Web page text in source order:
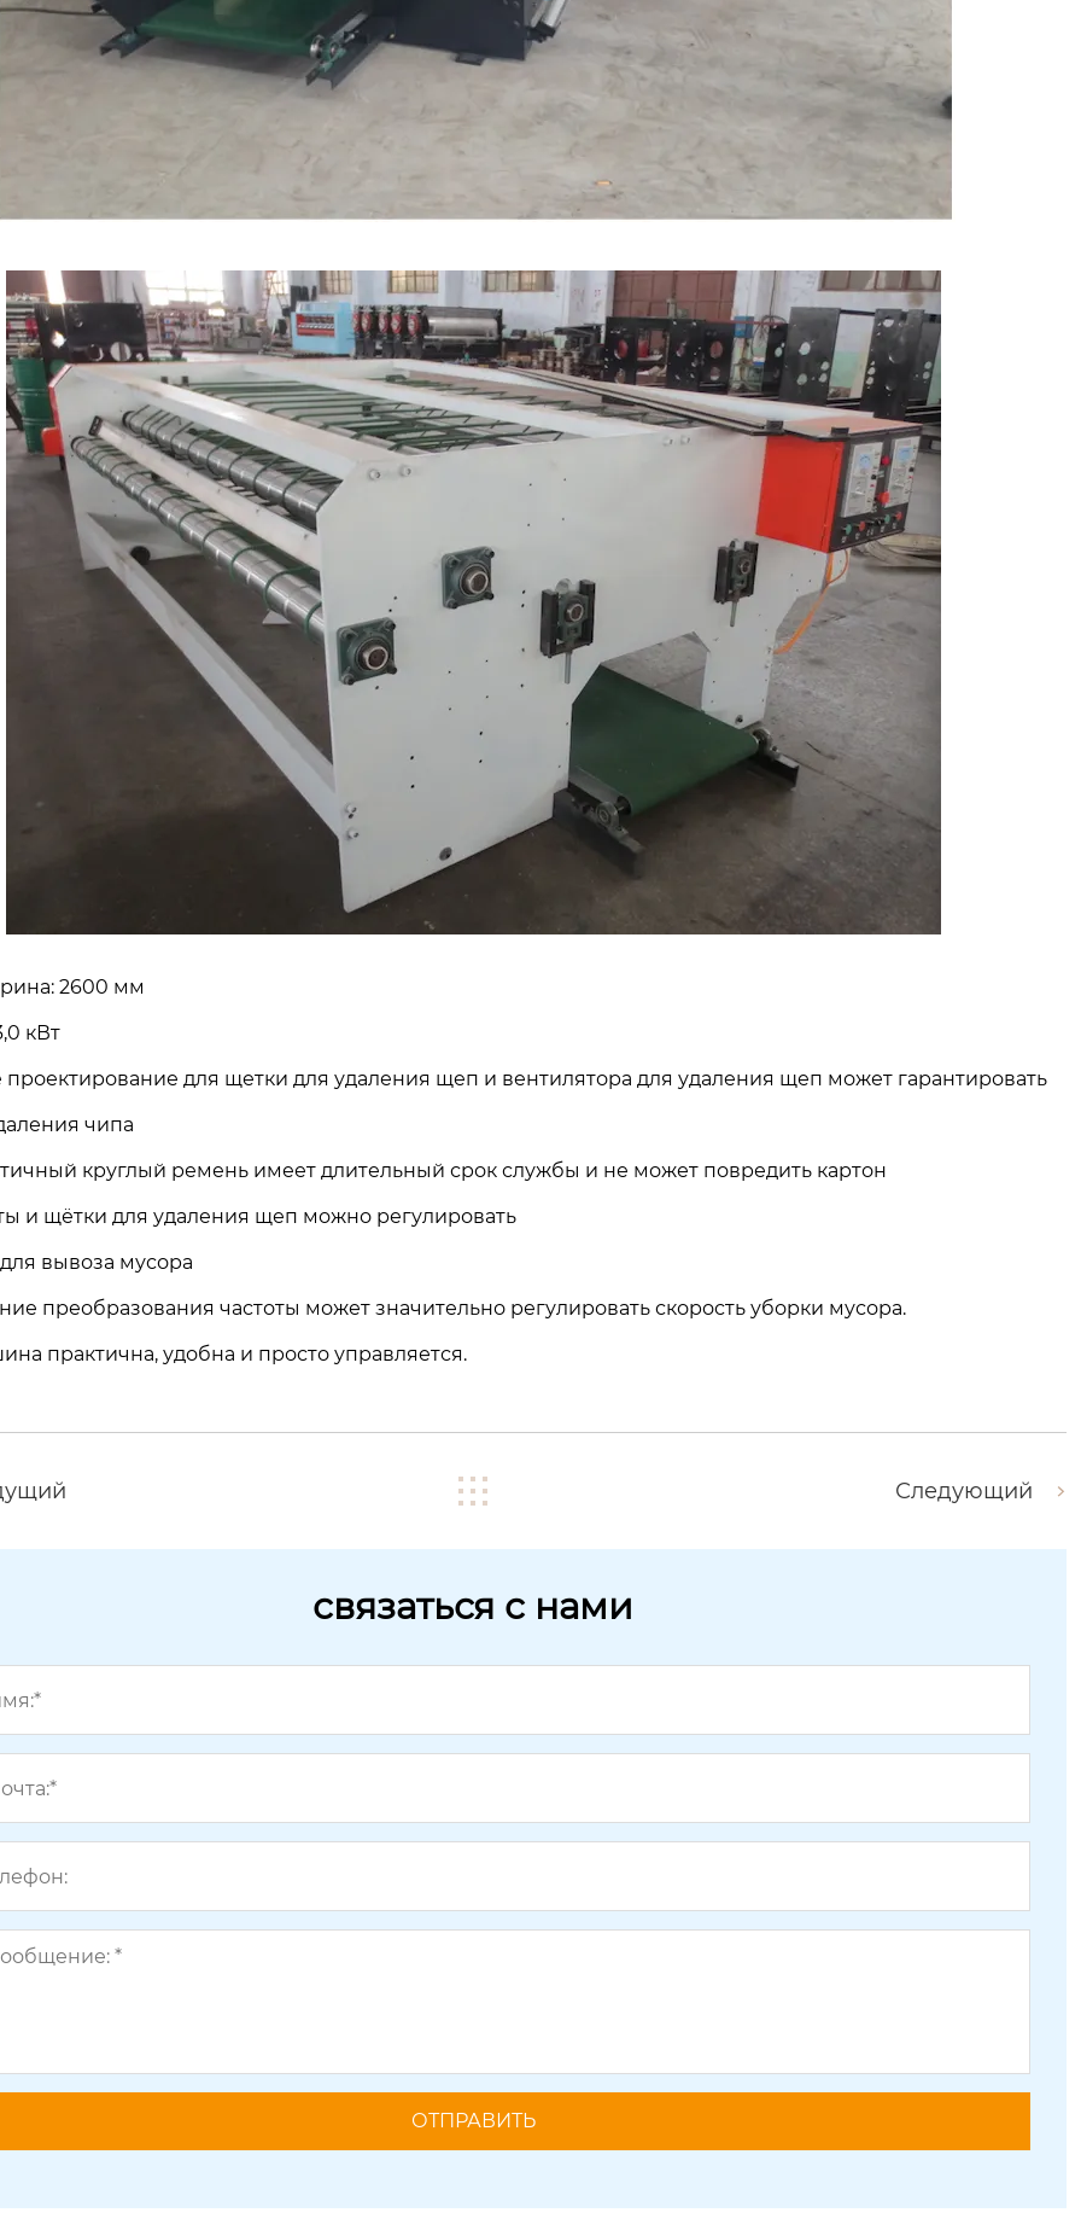
2600 мм
кВт
проектирование для щетки для удаления щеп и вентилятора для удаления щеп может гарантировать
чипа
круглый ремень имеет длительный срок службы и не может повредить картон
и щётки для удаления щеп можно регулировать
вывоза мусора
преобразования частоты может значительно регулировать скорость уборки мусора.
практична, удобна и просто управляется.
Следующий
связаться с нами